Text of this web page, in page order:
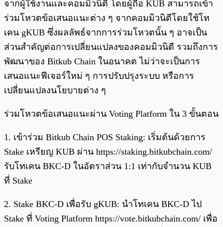
จากผู้ใช้งานและคอมมิวนิตี โดยผู้ถือ KUB สามารถเข้า
ร่วมโหวตข้อเสนอแนะต่าง ๆ จากคอมมิวนิตีโดยใช้โท
เคน gKUB ซึ่งผลลัพธ์จากการร่วมโหวตนั้น ๆ อาจเป็น
ส่วนสำคัญต่อการเปลี่ยนแปลงของคอมมิวนิตี รวมถึงการ
พัฒนาของ Bitkub Chain ในอนาคต ไม่ว่าจะเป็นการ
เสนอแนะฟีเจอร์ใหม่ ๆ การปรับปรุงระบบ หรือการ
เปลี่ยนแปลงนโยบายต่าง ๆ
ร่วมโหวตข้อเสนอแนะผ่าน Voting Platform ใน 3 ขั้นตอน
1. เข้าร่วม Bitkub Chain POS Staking: เริ่มต้นด้วยการ
Stake เหรียญ KUB ผ่าน https://staking.bitkubchain.com/
รับโทเคน BKC-D ในอัตราส่วน 1:1 เท่ากับจำนวน KUB
ที่ Stake
2. Stake BKC-D เพื่อรับ gKUB: นำโทเคน BKC-D ไป
Stake ที่ Voting Platform https://vote.bitkubchain.com/ เพื่อ